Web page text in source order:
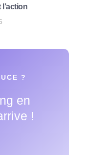
?
en
!